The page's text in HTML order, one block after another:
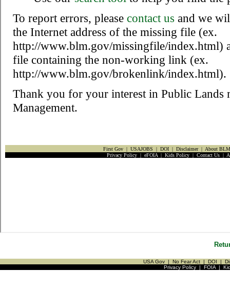
USA Gov | No Fear Act | DOI |
Privacy Policy| FOIA|